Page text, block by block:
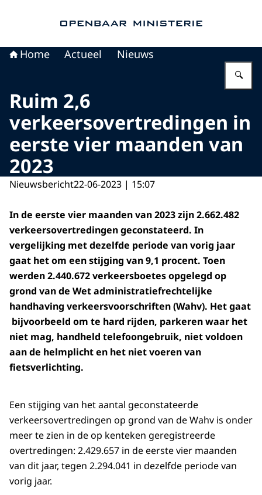
Home Actueel Nieuws
Ruim 2,6
verkeersovertredingen in
eerste vier maanden van
2023
Nieuwsbericht22-06-2023 | 15:07
In de eerste vier maanden van 2023 zijn 2.662.482
verkeersovertredingen geconstateerd. In
vergelijking met dezelfde periode van vorig jaar
gaat het om een stijging van 9,1 procent. Toen
werden 2.440.672 verkeersboetes opgelegd op
grond van de Wet administratiefrechtelijke
handhaving verkeersvoorschriften (Wahv). Het gaat
bijvoorbeeld om te hard rijden, parkeren waar het
niet mag, handheld telefoongebruik, niet voldoen
aan de helmplicht en het niet voeren van
fietsverlichting.
Een stijging van het aantal geconstateerde
verkeersovertredingen op grond van de Wahv is onder
meer te zien in de op kenteken geregistreerde
overtredingen: 2.429.657 in de eerste vier maanden
van dit jaar, tegen 2.294.041 in dezelfde periode van
vorig jaar.